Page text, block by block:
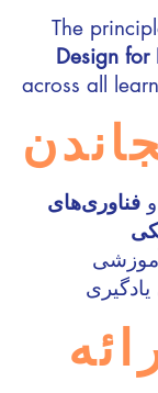
The
Design for
across all
فناوری‌های